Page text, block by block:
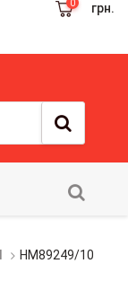
грн.
HM89249/10